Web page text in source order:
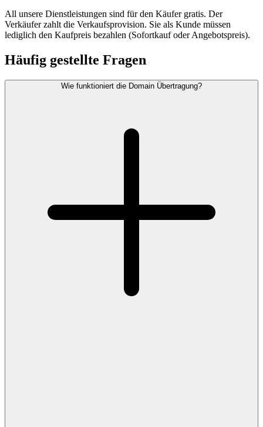
All unsere Dienstleistungen sind für den Käufer gratis. Der
Verkäufer zahlt die Verkaufsprovision. Sie als Kunde müssen
lediglich den Kaufpreis bezahlen (Sofortkauf oder Angebotspreis).
Häufig gestellte Fragen
Wie funktioniert die Domain Übertragung?